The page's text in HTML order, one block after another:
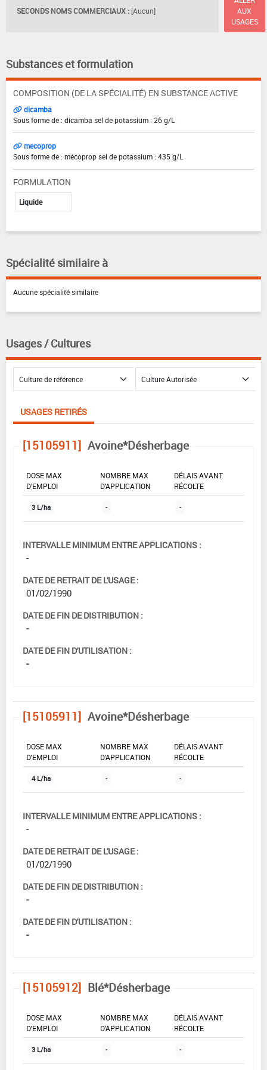
SECONDS NOMS COMMERCIAUX : [Aucun]
AUX
USAGES
Substances et formulation
COMPOSITION (DE LA SPÉCIALITÉ) EN SUBSTANCE ACTIVE
dicamba
Sous forme de : dicamba sel de potassium : 26 g/L
mecoprop
Sous forme de : mécoprop sel de potassium : 435 g/L
FORMULATION
Liquide
Spécialité similaire à
Aucune spécialité similaire
Usages / Cultures
USAGES RETIRÉS
[15105911] Avoine*Désherbage
DOSE MAX
D'EMPLOI
NOMBRE MAX
D'APPLICATION
DÉLAIS AVANT
RÉCOLTE
3 L/ha - -
INTERVALLE MINIMUM ENTRE APPLICATIONS :
-
DATE DE RETRAIT DE L'USAGE :
01/02/1990
DATE DE FIN DE DISTRIBUTION :
-
DATE DE FIN D'UTILISATION :
-
[15105911] Avoine*Désherbage
DOSE MAX
D'EMPLOI
NOMBRE MAX
D'APPLICATION
DÉLAIS AVANT
RÉCOLTE
4 L/ha - -
INTERVALLE MINIMUM ENTRE APPLICATIONS :
-
DATE DE RETRAIT DE L'USAGE :
01/02/1990
DATE DE FIN DE DISTRIBUTION :
-
DATE DE FIN D'UTILISATION :
-
[15105912] Blé*Désherbage
DOSE MAX
D'EMPLOI
NOMBRE MAX
D'APPLICATION
DÉLAIS AVANT
RÉCOLTE
3 L/ha - -